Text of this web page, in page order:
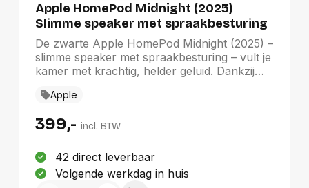
Apple HomePod Midnight (2025)
Slimme speaker met spraakbesturing
Zwart
De zwarte Apple HomePod Midnight (2025) –
slimme speaker met spraakbesturing – vult je
kamer met krachtig, helder geluid. Dankzij
muziek levensecht. Met Siri bedien je
beheer je je slimme apparaten, gewoon met
temperatuur en luchtvochtigheid, terwijl
Sound Recognition je waarschuwt bij rook of
koolmonoxide. Daarnaast werkt de HomePod
Apple
399,- incl. BTW
42 direct leverbaar
Volgende werkdag in huis